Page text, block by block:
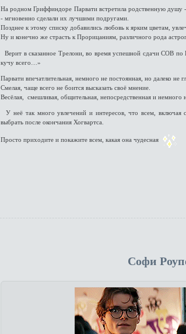
На родном Гриффиндоре Парвати встретила родственную душу
- мгновенно сделали их лучшими подругами.
Позднее к этому списку добавились любовь к ярким цветам,
Ну и конечно же страсть к Прорицаниям, различного рода
Верит в сказанное Трелони, во время успешной сдачи СОВ по
кучу всего…»
Парвати впечатлительная, немного не постоянная, но далеко не
Смелая, чаще всего не боится высказать своё мнение.
Весёлая, смешливая, общительная, непосредственная и немного
У неё так много увлечений и интересов, что всем, включая
выбрать после окончания Хогвартса.
Просто приходите и покажите всем, какая она чудесная
Софи